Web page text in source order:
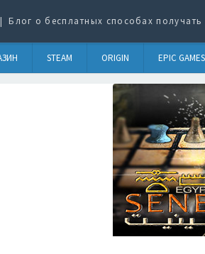
Блог о бесплатных способах
STEAM ORIGIN EPIC GAMES